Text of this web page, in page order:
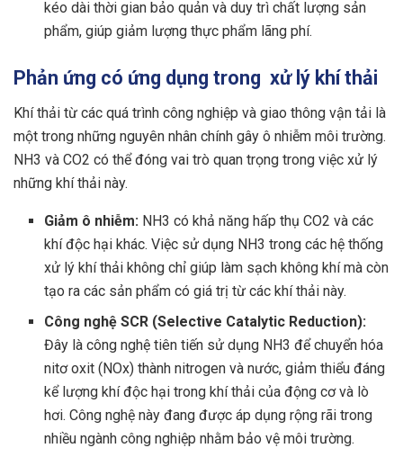
kéo dài thời gian bảo quản và duy trì chất lượng sản
phẩm, giúp giảm lượng thực phẩm lãng phí.
Phản ứng có ứng dụng trong xử lý khí thải
Khí thải từ các quá trình công nghiệp và giao thông vận tải là
một trong những nguyên nhân chính gây ô nhiễm môi trường.
NH3 và CO2 có thể đóng vai trò quan trọng trong việc xử lý
những khí thải này.
Giảm ô nhiễm: NH3 có khả năng hấp thụ CO2 và các
khí độc hại khác. Việc sử dụng NH3 trong các hệ thống
xử lý khí thải không chỉ giúp làm sạch không khí mà còn
tạo ra các sản phẩm có giá trị từ các khí thải này.
Công nghệ SCR (Selective Catalytic Reduction):
Đây là công nghệ tiên tiến sử dụng NH3 để chuyển hóa
nitơ oxit (NOx) thành nitrogen và nước, giảm thiểu đáng
kể lượng khí độc hại trong khí thải của động cơ và lò
hơi. Công nghệ này đang được áp dụng rộng rãi trong
nhiều ngành công nghiệp nhằm bảo vệ môi trường.